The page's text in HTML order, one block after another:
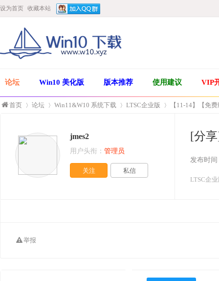
设为首页 收藏本站
论坛 Win10 美化版 版本推荐 使用建议 VIP
首页
»
论坛 Win11&W10 系统下载
›
LTSC企业版 【11-14】【免
[分
发布时间
LTSC企
jmes2
用户头衔： 管理员
关注 私信
举报